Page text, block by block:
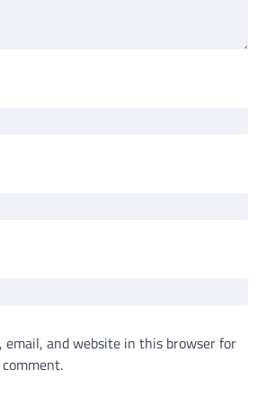
email, and website in this browser for